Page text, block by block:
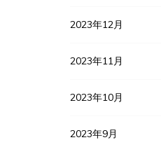
2023年12月
2023年11月
2023年10月
2023年9月